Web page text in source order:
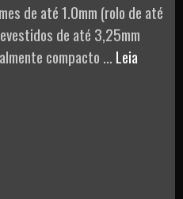
de até 1.0mm (rolo de até
de até 3,25mm
compacto … Leia